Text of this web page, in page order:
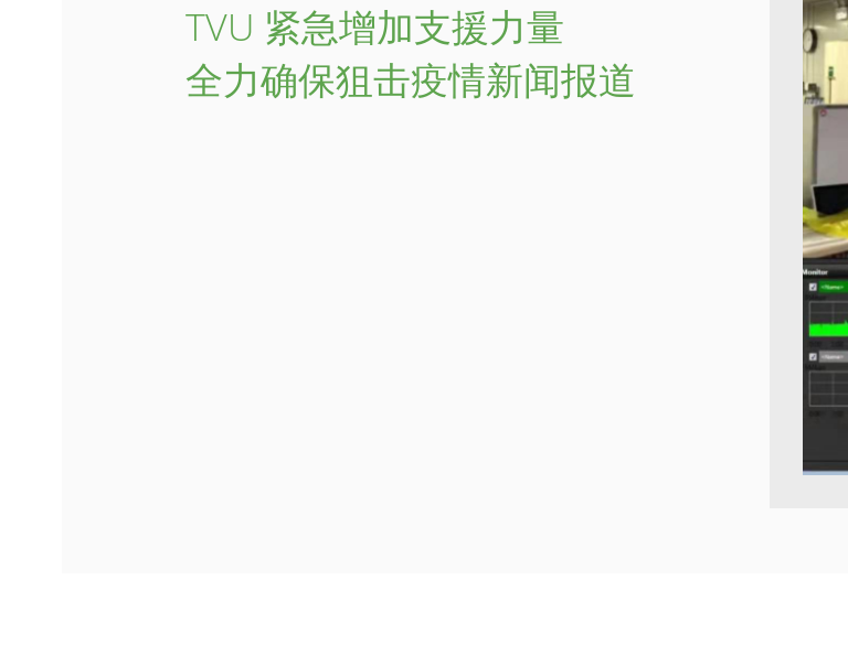
TVU 紧急增加支援力量
全力确保狙击疫情新闻报道